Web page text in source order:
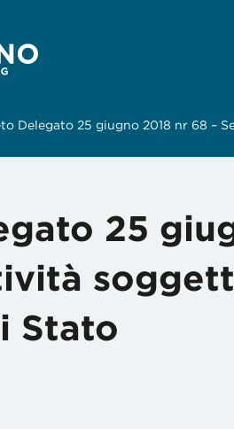
Delegato 25 giugno 2018 nr 68 –
25
Stato